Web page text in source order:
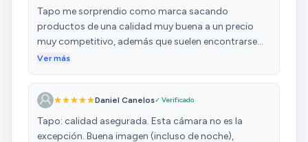
Tapo me sorprendio como marca sacando
productos de una calidad muy buena a un precio
muy competitivo, además que suelen encontrarse
muchas veces ofertas muy interesantes. Esta Tapo
y de instalar, además de contar con SD para no tener
que pagar el servicio en la nube. Su uso no es nada
exigente, ya que esta instalada en la cochera para
controlar la puerta (evitar que se quede abierta) y da
Ver más
Daniel Canelos✓ Verificado
Tapo: calidad asegurada. Esta cámara no es la
excepción. Buena imagen (incluso de noche),